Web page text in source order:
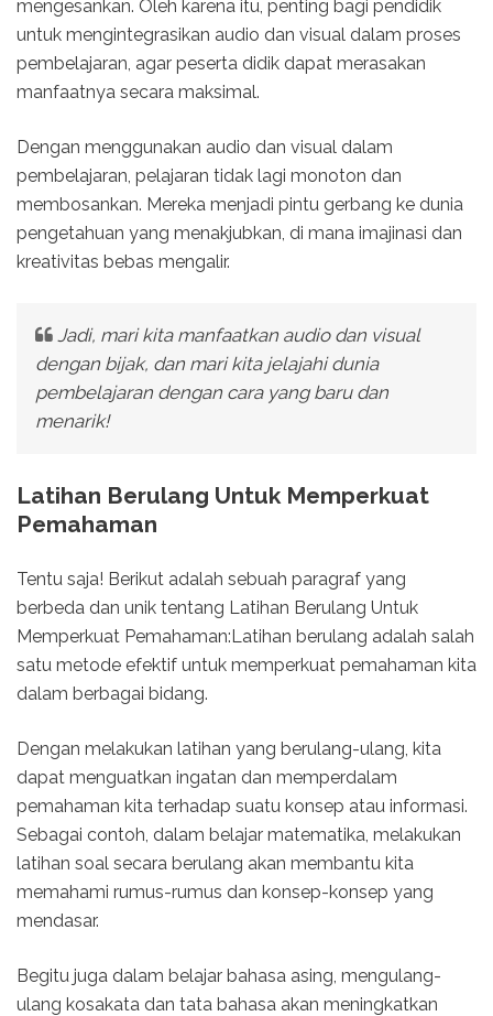
mengesankan. Oleh karena itu, penting bagi pendidik
untuk mengintegrasikan audio dan visual dalam proses
pembelajaran, agar peserta didik dapat merasakan
manfaatnya secara maksimal.
Dengan menggunakan audio dan visual dalam
pembelajaran, pelajaran tidak lagi monoton dan
membosankan. Mereka menjadi pintu gerbang ke dunia
pengetahuan yang menakjubkan, di mana imajinasi dan
kreativitas bebas mengalir.
Jadi, mari kita manfaatkan audio dan visual
dengan bijak, dan mari kita jelajahi dunia
pembelajaran dengan cara yang baru dan
menarik!
Latihan Berulang Untuk Memperkuat
Pemahaman
Tentu saja! Berikut adalah sebuah paragraf yang
berbeda dan unik tentang Latihan Berulang Untuk
Memperkuat Pemahaman:Latihan berulang adalah salah
satu metode efektif untuk memperkuat pemahaman kita
dalam berbagai bidang.
Dengan melakukan latihan yang berulang-ulang, kita
dapat menguatkan ingatan dan memperdalam
pemahaman kita terhadap suatu konsep atau informasi.
Sebagai contoh, dalam belajar matematika, melakukan
latihan soal secara berulang akan membantu kita
memahami rumus-rumus dan konsep-konsep yang
mendasar.
Begitu juga dalam belajar bahasa asing, mengulang-
ulang kosakata dan tata bahasa akan meningkatkan